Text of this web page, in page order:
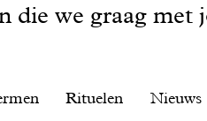
die we graag met
Rituelen Nieuws